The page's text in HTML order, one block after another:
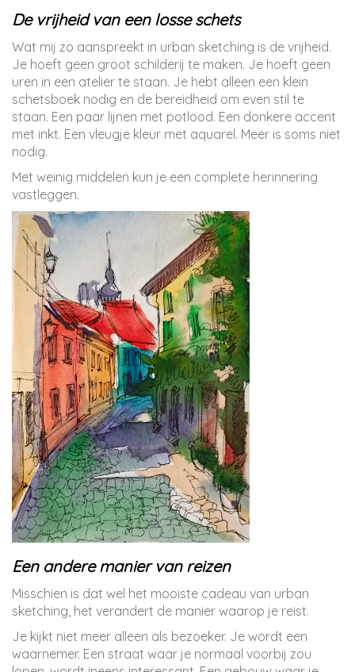
De vrijheid van een losse schets
Wat mij zo aanspreekt in urban sketching is de vrijheid.
Je hoeft geen groot schilderij te maken. Je hoeft geen
uren in een atelier te staan. Je hebt alleen een klein
schetsboek nodig en de bereidheid om even stil te
staan. Een paar lijnen met potlood. Een donkere accent
met inkt. Een vleugje kleur met aquarel. Meer is soms niet
nodig.
Met weinig middelen kun je een complete herinnering
vastleggen.
Een andere manier van reizen
Misschien is dat wel het mooiste cadeau van urban
sketching, het verandert de manier waarop je reist.
Je kijkt niet meer alleen als bezoeker. Je wordt een
waarnemer. Een straat waar je normaal voorbij zou